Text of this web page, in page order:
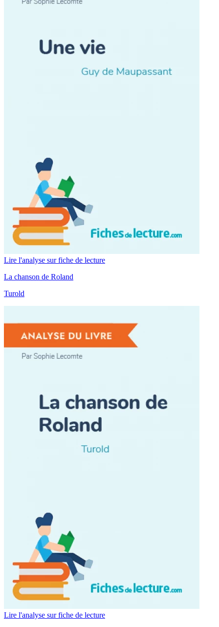
Lire l'analyse sur fiche de lecture
La chanson de Roland
Turold
Lire l'analyse sur fiche de lecture